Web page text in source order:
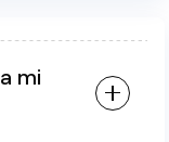
mi